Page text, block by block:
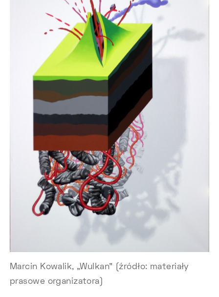
Marcin Kowalik, „Wulkan” (źródło: materiały
prasowe organizatora)